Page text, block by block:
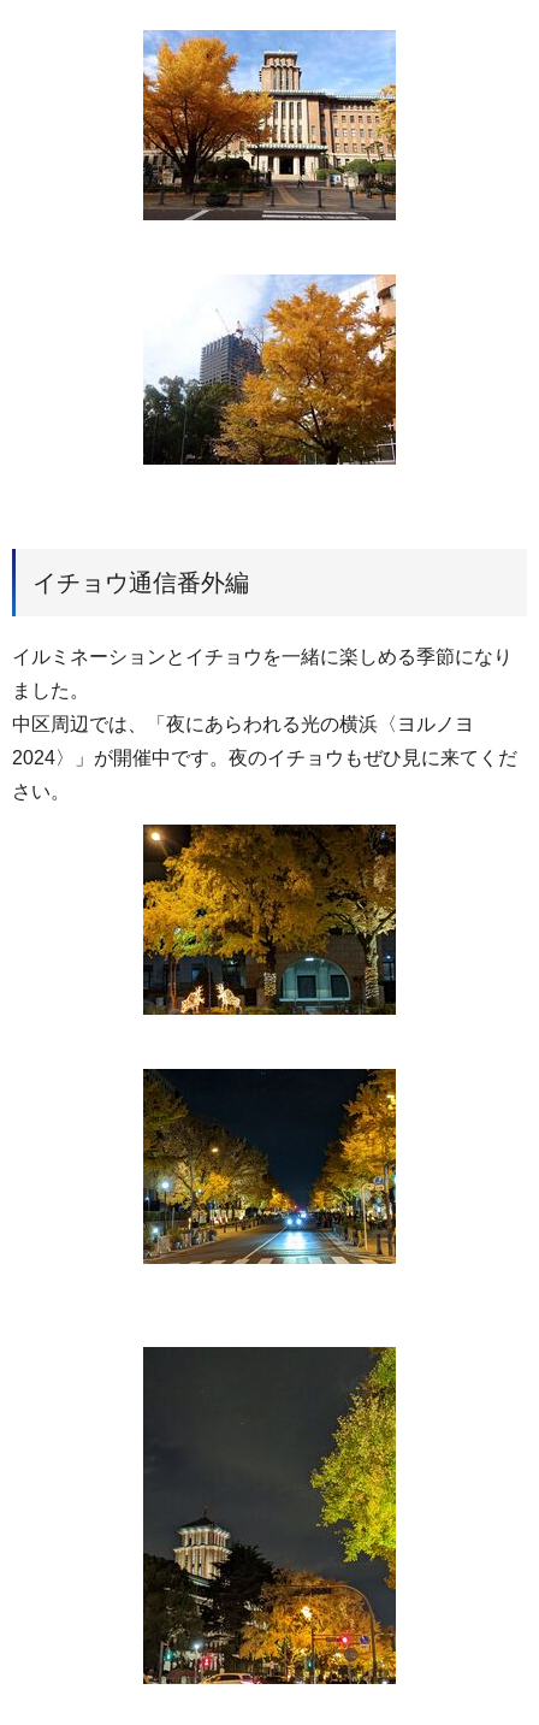
イチョウ通信番外編
イルミネーションとイチョウを一緒に楽しめる季節になり
ました。
中区周辺では、「夜にあらわれる光の横浜〈ヨルノヨ
2024〉」が開催中です。夜のイチョウもぜひ見に来てくだ
さい。